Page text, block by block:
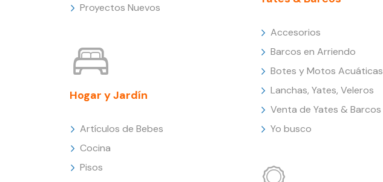
Proyectos Nuevos
Hogar y Jardín
Artículos de Bebes
Cocina
Pisos
Accesorios
Barcos en Arriendo
Botes y Motos Acuáticas
Lanchas, Yates, Veleros
Venta de Yates & Barcos
Yo busco